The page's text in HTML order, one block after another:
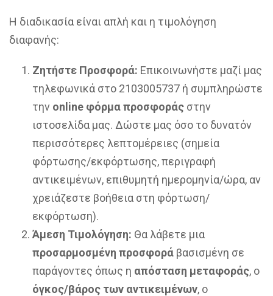
Η διαδικασία είναι απλή και η τιμολόγηση
διαφανής:
Ζητήστε Προσφορά: Επικοινωνήστε μαζί μας
τηλεφωνικά στο 2103005737 ή συμπληρώστε
την online φόρμα προσφοράς στην
ιστοσελίδα μας. Δώστε μας όσο το δυνατόν
περισσότερες λεπτομέρειες (σημεία
φόρτωσης/εκφόρτωσης, περιγραφή
αντικειμένων, επιθυμητή ημερομηνία/ώρα, αν
χρειάζεστε βοήθεια στη φόρτωση/
εκφόρτωση).
Άμεση Τιμολόγηση: Θα λάβετε μια
προσαρμοσμένη προσφορά βασισμένη σε
παράγοντες όπως η απόσταση μεταφοράς, ο
όγκος/βάρος των αντικειμένων, ο